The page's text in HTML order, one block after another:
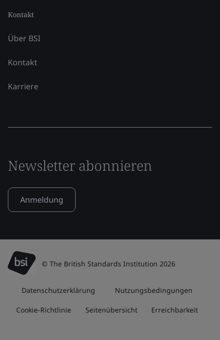
Kontakt
Über BSI
Kontakt
Karriere
Newsletter abonnieren
Anmeldung
© The British Standards Institution 2026
Datenschutzerklärung Nutzungsbedingungen
Cookie-Richtlinie Seitenübersicht Erreichbarkeit